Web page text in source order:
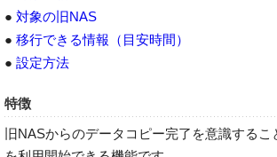
● 対象の旧NAS
● 移行できる情報（目安時間）
● 設定方法
特徴
旧NASからのデータコピー完了を意識する